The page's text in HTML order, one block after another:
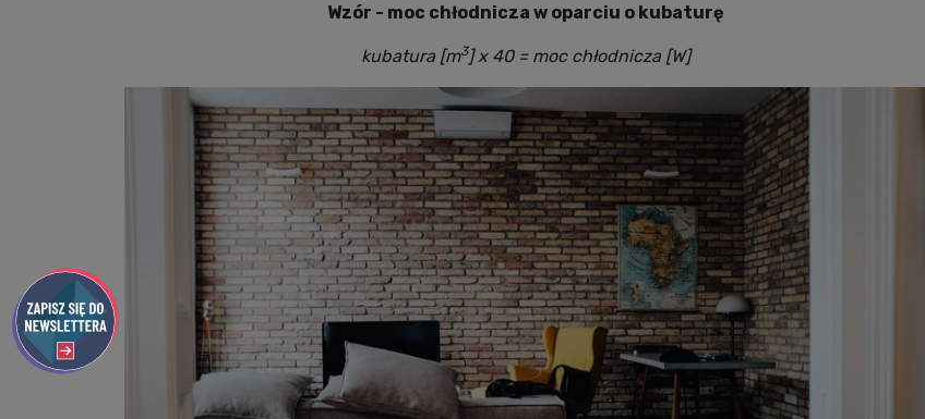
Wzór - moc chłodnicza w oparciu o kubaturę
kubatura [m3] x 40 = moc chłodnicza [W]